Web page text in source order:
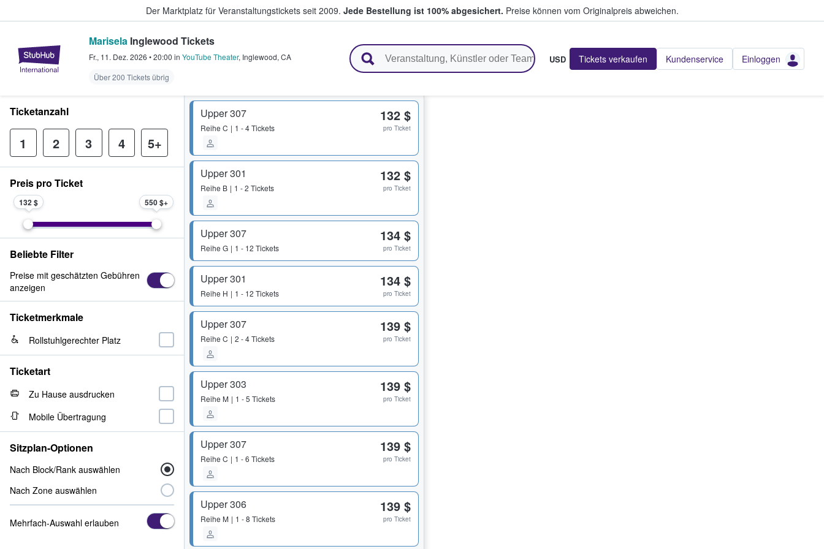
Der Marktplatz für Veranstaltungstickets seit 2009. Jede Bestellung ist 100% abgesichert. Preise können vom Originalpreis abweichen.
StubHub - Wo Fans Tickets kaufen & verkaufen
Marisela Inglewood Tickets
Fr., 11. Dez. 2026 •20:00 in YouTube Theater, Inglewood, CA
Über 200 Tickets übrig
USD Tickets verkaufen Kundenservice Einloggen
Upper 307
Reihe C 1 - 4 Tickets
132 $
pro Ticket
Upper 301
Reihe B 1 - 2 Tickets
132 $
pro Ticket
Upper 307
Reihe G 1 - 12 Tickets
134 $
pro Ticket
Upper 301
Reihe H 1 - 12 Tickets
134 $
pro Ticket
Upper 307
Reihe C 2 - 4 Tickets
139 $
pro Ticket
Upper 303
Reihe M 1 - 5 Tickets
139 $
pro Ticket
Upper 307
Reihe C 1 - 6 Tickets
139 $
pro Ticket
Upper 306
Reihe M 1 - 8 Tickets
139 $
pro Ticket
Ticketanzahl
1 2 3 4 5+
Preis pro Ticket
132 $ 550 $
Beliebte Filter
Preise mit geschätzten Gebühren
anzeigen
Ticketmerkmale
Rollstuhlgerechter Platz
Ticketart
Zu Hause ausdrucken
Mobile Übertragung
Sitzplan-Optionen
Nach Block/Rank auswählen
Nach Zone auswählen
Mehrfach-Auswahl erlauben